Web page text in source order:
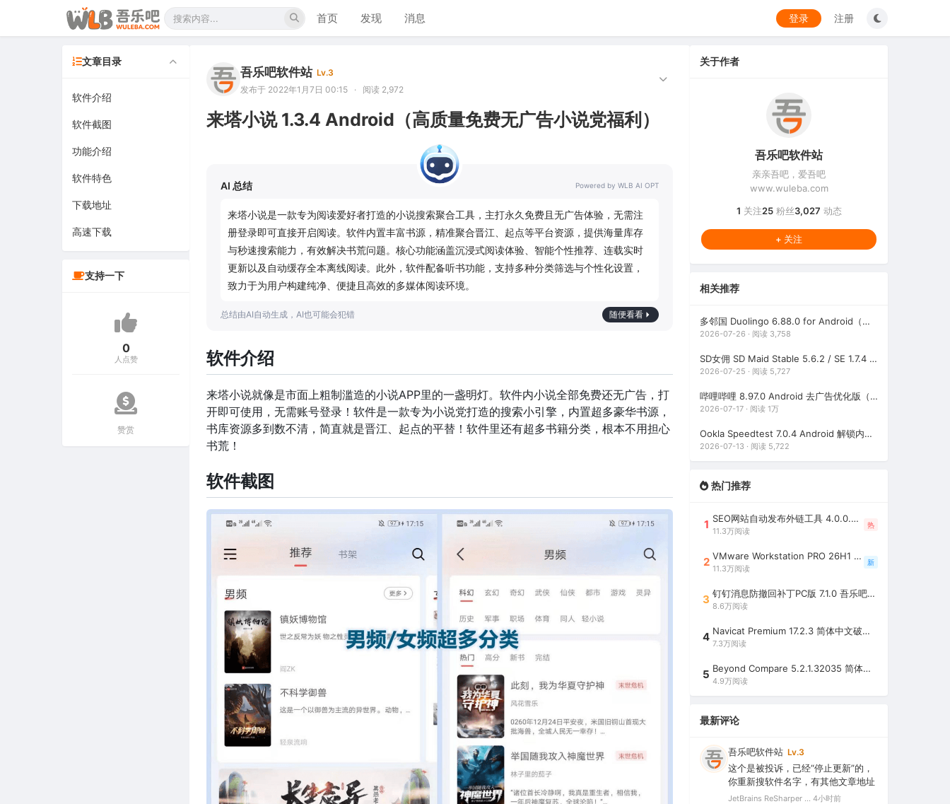
首页 发现 消息 登录 注册
文章目录
软件介绍
软件截图
功能介绍
软件特色
下载地址
高速下载
支持一下
0
人点赞
赞赏
吾乐吧软件站 Lv.3
发布于 2022年1月7日 00:15
· 阅读 2,972
来塔小说 1.3.4 Android（高质量免费无广告小说党福利）
AI 总结 Powered by WLB AI OPT
来塔小说是一款专为阅读爱好者打造的小说搜索聚合工具，主打永久免费且无广告体验，无需注
册登录即可直接开启阅读。软件内置丰富书源，精准聚合晋江、起点等平台资源，提供海量库存
与秒速搜索能力，有效解决书荒问题。核心功能涵盖沉浸式阅读体验、智能个性推荐、连载实时
更新以及自动缓存全本离线阅读。此外，软件配备听书功能，支持多种分类筛选与个性化设置，
致力于为用户构建纯净、便捷且高效的多媒体阅读环境。
总结由AI自动生成，AI也可能会犯错 随便看看
软件介绍
来塔小说就像是市面上粗制滥造的小说APP里的一盏明灯。软件内小说全部免费还无广告，打
开即可使用，无需账号登录！软件是一款专为小说党打造的搜索小引擎，内置超多豪华书源，
书库资源多到数不清，简直就是晋江、起点的平替！软件里还有超多书籍分类，根本不用担心
书荒！
软件截图
关于作者
吾乐吧软件站
亲亲吾吧，爱吾吧
www.wuleba.com
1 关注25粉丝3,027 动态
+ 关注
相关推荐
多邻国 Duolingo 6.88.0 for Android（解锁高级功能版，最多人使用的外语学习软件）
2026-07-26 · 阅读 3,758
SD女佣 SD Maid Stable 5.6.2 / SE 1.7.4 高级版破解版（安卓系统清理工具）
2026-07-25 · 阅读 5,727
哔哩哔哩 8.97.0 Android 去广告优化版（集成哔哩漫游，免费观看中国大陆以外的版权番剧）
2026-07-17 · 阅读 1万
Ookla Speedtest 7.0.4 Android 解锁内购去广告版（最佳手机网速测试工具，支持5G测速软件）
2026-07-13 · 阅读 5,722
热门推荐
1 SEO网站自动发布外链工具 4.0.0.0 吾乐吧优化版（智能代理狂刷外链）
11.3万阅读
热
2 VMware Workstation PRO 26H1 中文精简安装注册版 / 完整版（最好用的虚拟机软件）
11.3万阅读
新
3 钉钉消息防撤回补丁PC版 7.1.0 吾乐吧优化版（支持消息防撤回+钉钉多开+支持消息永不已读+去除钉钉水印）
8.6万阅读
4 Navicat Premium 17.2.3 简体中文破解版（多重数据库管理工具）
7.3万阅读
5 Beyond Compare 5.2.1.32035 简体中文注册版（超强文件/夹比较工具）
4.9万阅读
最新评论
吾乐吧软件站 Lv.3
这个是被投诉，已经“停止更新”的，
你重新搜软件名字，有其他文章地址
JetBrains ReSharper 2021.2.1 Ultimate 官方最新破解版+注册机（VS最好用的插件，停止更新） 4小时前